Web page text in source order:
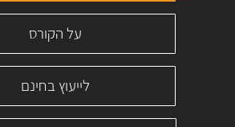
על הקורס
לייעוץ בחינם